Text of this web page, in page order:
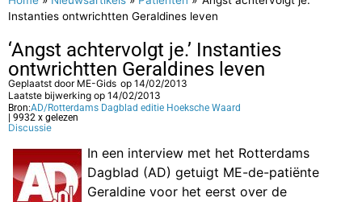
Instanties ontwrichtten Geraldines leven
‘Angst achtervolgt je.’ Instanties
ontwrichtten Geraldines leven
Geplaatst door ME-Gids op 14/02/2013
Laatste bijwerking op 14/02/2013
Bron:AD/Rotterdams Dagblad editie Hoeksche Waard
| 9932 x gelezen
Discussie
In een interview met het Rotterdams
Dagblad (AD) getuigt ME-de-patiënte
Geraldine voor het eerst over de